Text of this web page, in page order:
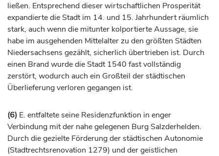
ließen. Entsprechend dieser wirtschaftlichen Prosperität
expandierte die Stadt im 14. und 15. Jahrhunderträumlich
stark, auch wenn die mitunter kolportierte Aussage, sie
habe im ausgehenden Mittelalter zu den größten Städten
Niedersachsens gezählt, sicherlich übertrieben ist. Durch
einen Brand wurde die Stadt 1540 fast vollständig
zerstört, wodurch auch ein Großteil der städtischen
Überlieferung verloren gegangen ist.
(6) E. entfaltete seine Residenzfunktion in enger
Verbindung mit der nahe gelegenen Burg Salzderhelden.
Durch die gezielte Förderung der städtischen Autonomie
(Stadtrechtsrenovation 1279) und der geistlichen